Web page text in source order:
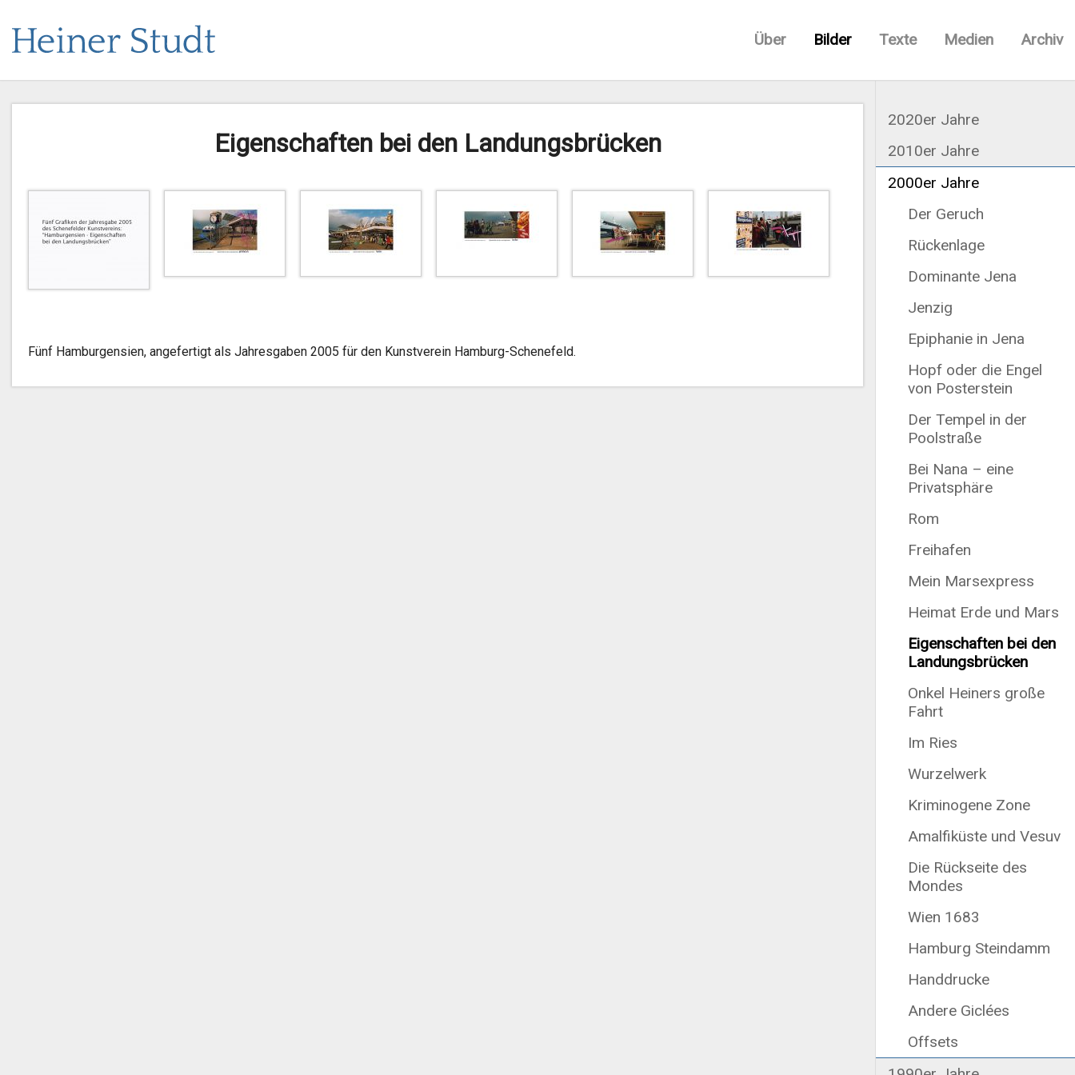
Über Bilder Texte Medien Archiv
Eigenschaften bei den Landungsbrücken
Fünf Hamburgensien, angefertigt als Jahresgaben 2005 für den Kunstverein Hamburg-Schenefeld.
2020er Jahre
2010er Jahre
2000er Jahre
Der Geruch
Rückenlage
Dominante Jena
Jenzig
Epiphanie in Jena
Hopf oder die Engel
von Posterstein
Der Tempel in der
Poolstraße
Bei Nana – eine
Privatsphäre
Rom
Freihafen
Mein Marsexpress
Heimat Erde und Mars
Eigenschaften bei den
Landungsbrücken
Onkel Heiners große
Fahrt
Im Ries
Wurzelwerk
Kriminogene Zone
Amalfiküste und Vesuv
Die Rückseite des
Mondes
Wien 1683
Hamburg Steindamm
Handdrucke
Andere Giclées
Offsets